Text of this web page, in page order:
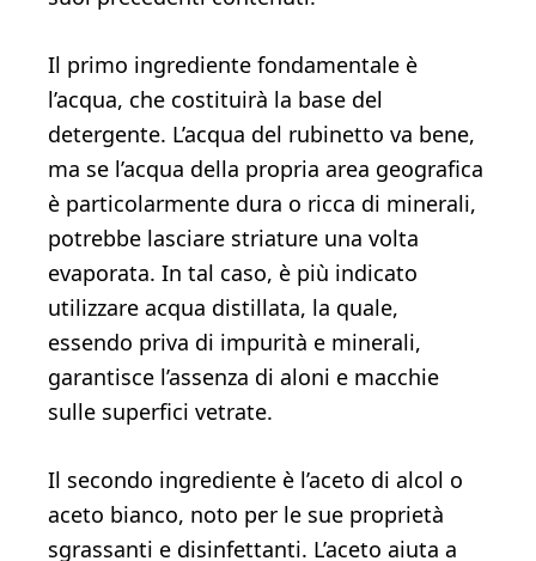
Il primo ingrediente fondamentale è
l’acqua, che costituirà la base del
detergente. L’acqua del rubinetto va bene,
ma se l’acqua della propria area geografica
è particolarmente dura o ricca di minerali,
potrebbe lasciare striature una volta
evaporata. In tal caso, è più indicato
utilizzare acqua distillata, la quale,
essendo priva di impurità e minerali,
garantisce l’assenza di aloni e macchie
sulle superfici vetrate.
Il secondo ingrediente è l’aceto di alcol o
aceto bianco, noto per le sue proprietà
sgrassanti e disinfettanti. L’aceto aiuta a